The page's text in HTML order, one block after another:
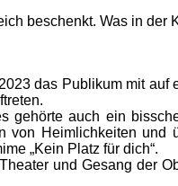
beschenkt. Was in der
das Publikum mit
gehörte auch ein
von Heimlichkeiten
„Kein Platz für dich“.
und Gesang der